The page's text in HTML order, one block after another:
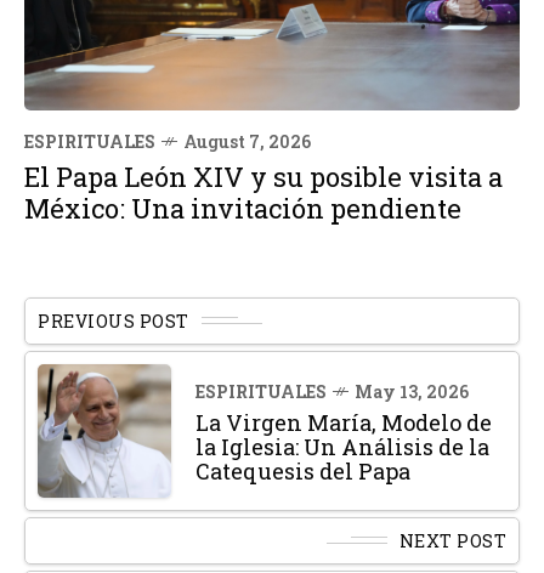
ESPIRITUALES August 7, 2026
El Papa León XIV y su posible visita a
México: Una invitación pendiente
PREVIOUS POST
ESPIRITUALES May 13, 2026
La Virgen María, Modelo de
la Iglesia: Un Análisis de la
Catequesis del Papa
NEXT POST